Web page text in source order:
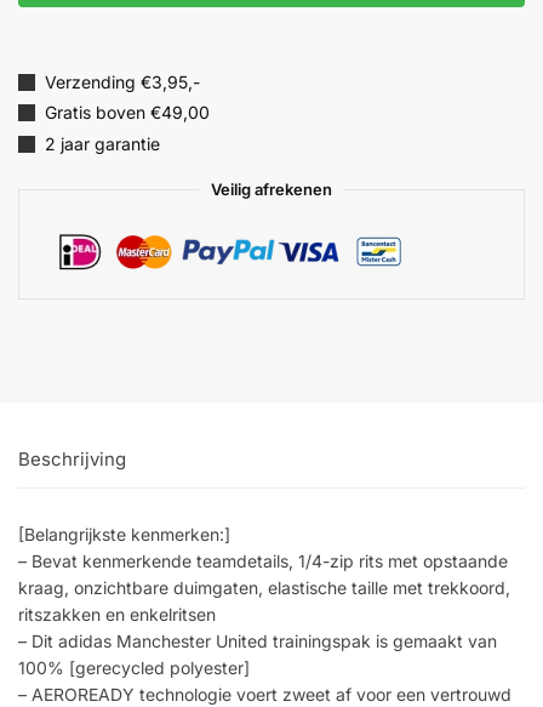
Verzending €3,95,-
Gratis boven €49,00
2 jaar garantie
Veilig afrekenen
Beschrijving
[Belangrijkste kenmerken:]
– Bevat kenmerkende teamdetails, 1/4-zip rits met opstaande
kraag, onzichtbare duimgaten, elastische taille met trekkoord,
ritszakken en enkelritsen
– Dit adidas Manchester United trainingspak is gemaakt van
100% [gerecycled polyester]
– AEROREADY technologie voert zweet af voor een vertrouwd